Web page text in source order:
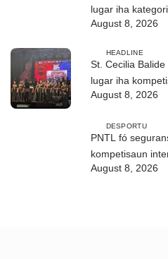
lugar iha
10Km iha DIM
August 8, 2026
HEADLINE
St. Cecilia
lugar iha
Border Fest
August 8, 2026
DESPORTU
PNTL fó
kompetisaun
2026
August 8, 2026